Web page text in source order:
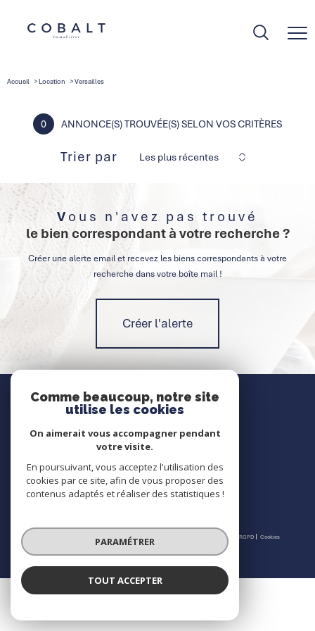
Accueil Location Versailles
0 ANNONCE(S) TROUVÉE(S) SELON VOS CRITÈRES
Trier par Les plus récentes
Vous n'avez pas trouvé
le bien correspondant à votre recherche ?
Créer une alerte email et recevez les biens correspondants à votre
recherche dans votre boîte mail !
Créer l'alerte
Nous contacter
Contact
Nous suivre
© 2026 | Tous droits réservés | Traduction powered by Google |
Mentions légales Politique RGPD Cookies
Comme beaucoup, notre site
utilise les cookies
On aimerait vous accompagner pendant
votre visite.
En poursuivant, vous acceptez l'utilisation des
cookies par ce site, afin de vous proposer des
contenus adaptés et réaliser des statistiques !
PARAMÉTRER
TOUT ACCEPTER